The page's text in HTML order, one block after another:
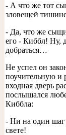
- А что же тот
зловещей
- Да, что же
его - Киббл! Ну,
добраться…
Не успел он
поучительную и
входная дверь
послышался
Киббла:
- Ни на один шаг
свете!